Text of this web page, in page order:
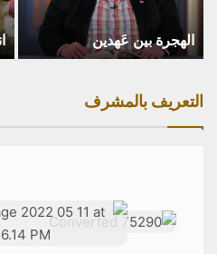
الهجرة بين عَهدين
التعريف بالمشرف